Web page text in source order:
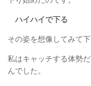
ハイハイで下る
その姿を想像してみて下
私はキャッチする体勢
んでした。